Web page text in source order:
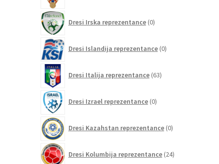
Dresi Irska reprezentance 0izdelkov
Dresi Islandija reprezentance 0izdelkov
Dresi Italija reprezentance 63izdelkov
Dresi Izrael reprezentance 0izdelkov
Dresi Kazahstan reprezentance 0izdelkov
Dresi Kolumbija reprezentance 24izdelkov